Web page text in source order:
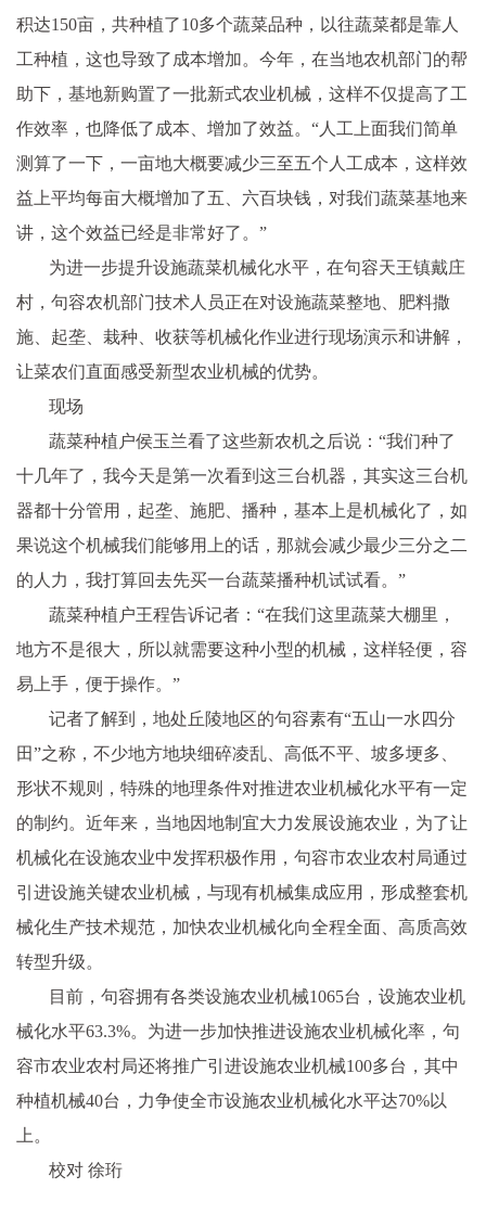
积达150亩，共种植了10多个蔬菜品种，以往蔬菜都是靠人
工种植，这也导致了成本增加。今年，在当地农机部门的帮
助下，基地新购置了一批新式农业机械，这样不仅提高了工
作效率，也降低了成本、增加了效益。“人工上面我们简单
测算了一下，一亩地大概要减少三至五个人工成本，这样效
益上平均每亩大概增加了五、六百块钱，对我们蔬菜基地来
讲，这个效益已经是非常好了。”
为进一步提升设施蔬菜机械化水平，在句容天王镇戴庄
村，句容农机部门技术人员正在对设施蔬菜整地、肥料撒
施、起垄、栽种、收获等机械化作业进行现场演示和讲解，
让菜农们直面感受新型农业机械的优势。
现场
蔬菜种植户侯玉兰看了这些新农机之后说：“我们种了
十几年了，我今天是第一次看到这三台机器，其实这三台机
器都十分管用，起垄、施肥、播种，基本上是机械化了，如
果说这个机械我们能够用上的话，那就会减少最少三分之二
的人力，我打算回去先买一台蔬菜播种机试试看。”
蔬菜种植户王程告诉记者：“在我们这里蔬菜大棚里，
地方不是很大，所以就需要这种小型的机械，这样轻便，容
易上手，便于操作。”
记者了解到，地处丘陵地区的句容素有“五山一水四分
田”之称，不少地方地块细碎凌乱、高低不平、坡多埂多、
形状不规则，特殊的地理条件对推进农业机械化水平有一定
的制约。近年来，当地因地制宜大力发展设施农业，为了让
机械化在设施农业中发挥积极作用，句容市农业农村局通过
引进设施关键农业机械，与现有机械集成应用，形成整套机
械化生产技术规范，加快农业机械化向全程全面、高质高效
转型升级。
目前，句容拥有各类设施农业机械1065台，设施农业机
械化水平63.3%。为进一步加快推进设施农业机械化率，句
容市农业农村局还将推广引进设施农业机械100多台，其中
种植机械40台，力争使全市设施农业机械化水平达70%以
上。
校对 徐珩